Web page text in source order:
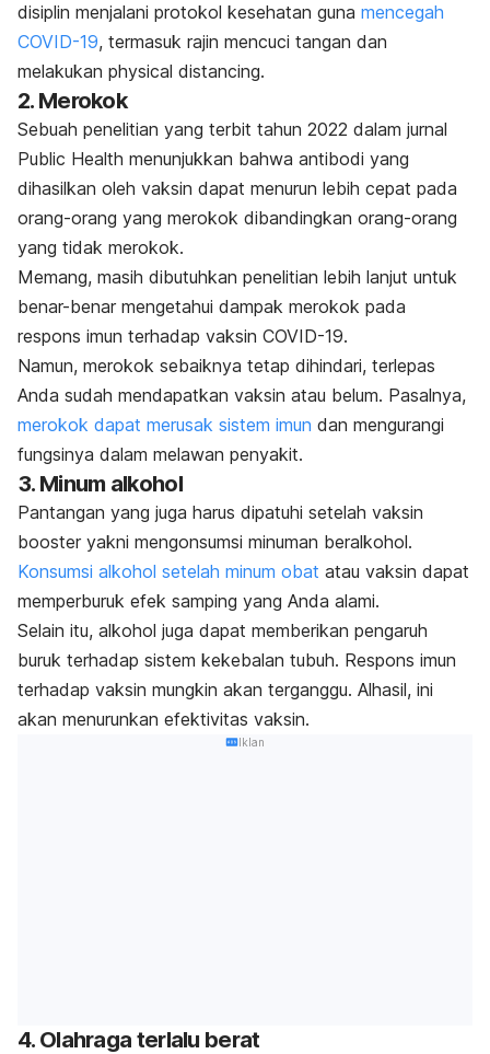
disiplin menjalani protokol kesehatan guna mencegah
COVID-19, termasuk rajin mencuci tangan dan
melakukan physical distancing.
2. Merokok
Sebuah penelitian yang terbit tahun 2022 dalam jurnal
Public Health menunjukkan bahwa antibodi yang
dihasilkan oleh vaksin dapat menurun lebih cepat pada
orang-orang yang merokok dibandingkan orang-orang
yang tidak merokok.
Memang, masih dibutuhkan penelitian lebih lanjut untuk
benar-benar mengetahui dampak merokok pada
respons imun terhadap vaksin COVID-19.
Namun, merokok sebaiknya tetap dihindari, terlepas
Anda sudah mendapatkan vaksin atau belum. Pasalnya,
merokok dapat merusak sistem imun dan mengurangi
fungsinya dalam melawan penyakit.
3. Minum alkohol
Pantangan yang juga harus dipatuhi setelah vaksin
booster yakni mengonsumsi minuman beralkohol.
Konsumsi alkohol setelah minum obat atau vaksin dapat
memperburuk efek samping yang Anda alami.
Selain itu, alkohol juga dapat memberikan pengaruh
buruk terhadap sistem kekebalan tubuh. Respons imun
terhadap vaksin mungkin akan terganggu. Alhasil, ini
akan menurunkan efektivitas vaksin.
Iklan
4. Olahraga terlalu berat